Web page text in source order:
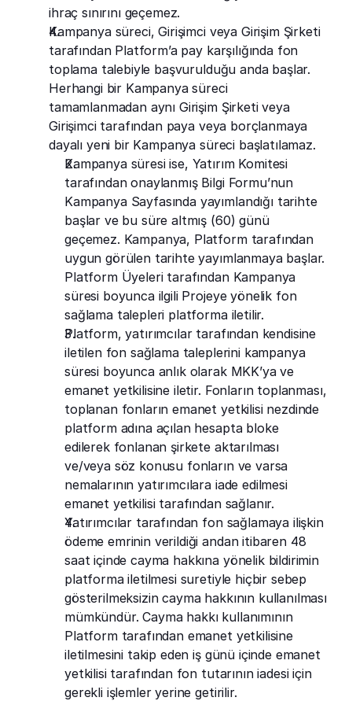
ihraç sınırını geçemez.
Kampanya süreci, Girişimci veya Girişim Şirketi
tarafından Platform’a pay karşılığında fon
toplama talebiyle başvurulduğu anda başlar.
Herhangi bir Kampanya süreci
tamamlanmadan aynı Girişim Şirketi veya
Girişimci tarafından paya veya borçlanmaya
dayalı yeni bir Kampanya süreci başlatılamaz.
Kampanya süresi ise, Yatırım Komitesi
tarafından onaylanmış Bilgi Formu’nun
Kampanya Sayfasında yayımlandığı tarihte
başlar ve bu süre altmış (60) günü
geçemez. Kampanya, Platform tarafından
uygun görülen tarihte yayımlanmaya başlar.
Platform Üyeleri tarafından Kampanya
süresi boyunca ilgili Projeye yönelik fon
sağlama talepleri platforma iletilir.
Platform, yatırımcılar tarafından kendisine
iletilen fon sağlama taleplerini kampanya
süresi boyunca anlık olarak MKK’ya ve
emanet yetkilisine iletir. Fonların toplanması,
toplanan fonların emanet yetkilisi nezdinde
platform adına açılan hesapta bloke
edilerek fonlanan şirkete aktarılması
ve/veya söz konusu fonların ve varsa
nemalarının yatırımcılara iade edilmesi
emanet yetkilisi tarafından sağlanır.
Yatırımcılar tarafından fon sağlamaya ilişkin
ödeme emrinin verildiği andan itibaren 48
saat içinde cayma hakkına yönelik bildirimin
platforma iletilmesi suretiyle hiçbir sebep
gösterilmeksizin cayma hakkının kullanılması
mümkündür. Cayma hakkı kullanımının
Platform tarafından emanet yetkilisine
iletilmesini takip eden iş günü içinde emanet
yetkilisi tarafından fon tutarının iadesi için
gerekli işlemler yerine getirilir.